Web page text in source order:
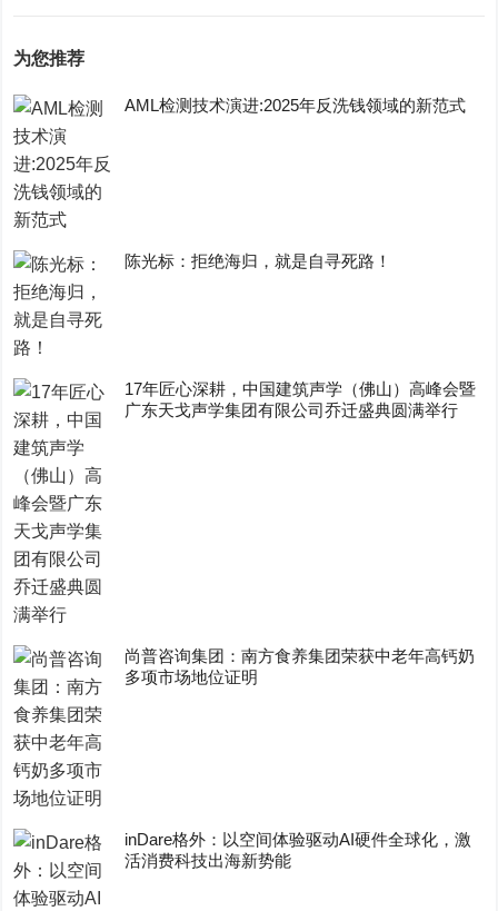
为您推荐
AML检测技术演进:2025年反洗钱领域的新范式
陈光标：拒绝海归，就是自寻死路！
17年匠心深耕，中国建筑声学（佛山）高峰会暨
广东天戈声学集团有限公司乔迁盛典圆满举行
尚普咨询集团：南方食养集团荣获中老年高钙奶
多项市场地位证明
inDare格外：以空间体验驱动AI硬件全球化，激
活消费科技出海新势能